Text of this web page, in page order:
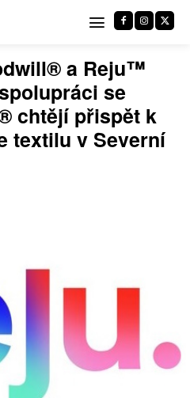
a Reju™
se
chtějí přispět k
textilu v Severní